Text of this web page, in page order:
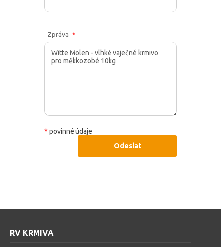
Zpráva
* povinné údaje
Odeslat
RV KRMIVA